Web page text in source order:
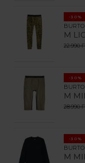
-30%
M
22.990
-30%
M
28.990
-30%
M